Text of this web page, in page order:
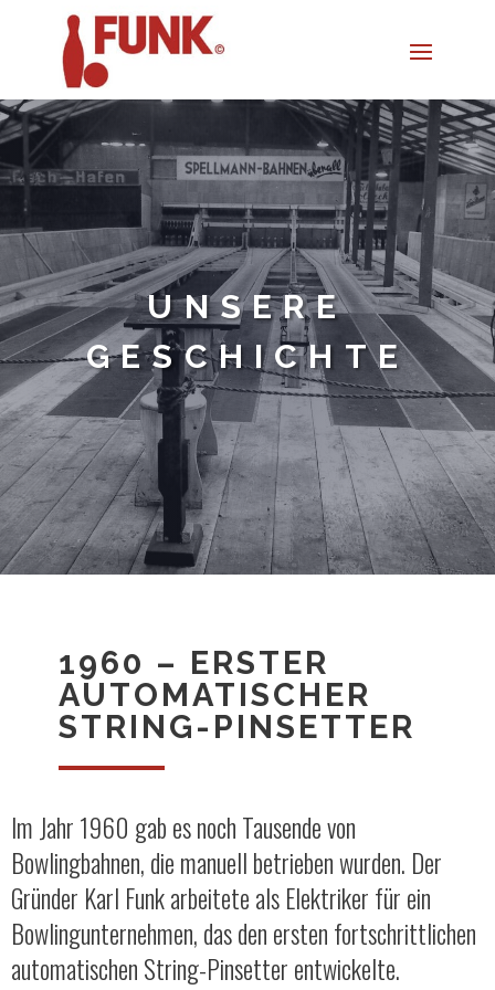
UNSERE
GESCHICHTE
1960 – ERSTER
AUTOMATISCHER
STRING-PINSETTER
Im Jahr 1960 gab es noch Tausende von
Bowlingbahnen, die manuell betrieben wurden. Der
Gründer Karl Funk arbeitete als Elektriker für ein
Bowlingunternehmen, das den ersten fortschrittlichen
automatischen String-Pinsetter entwickelte.